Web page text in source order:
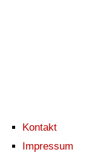
Kontakt
Impressum